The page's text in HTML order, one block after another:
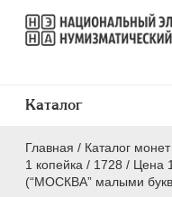
Главная / Каталог
1 копейка / 1728 / Цена
(“МОСКВА” малыми
Каталог